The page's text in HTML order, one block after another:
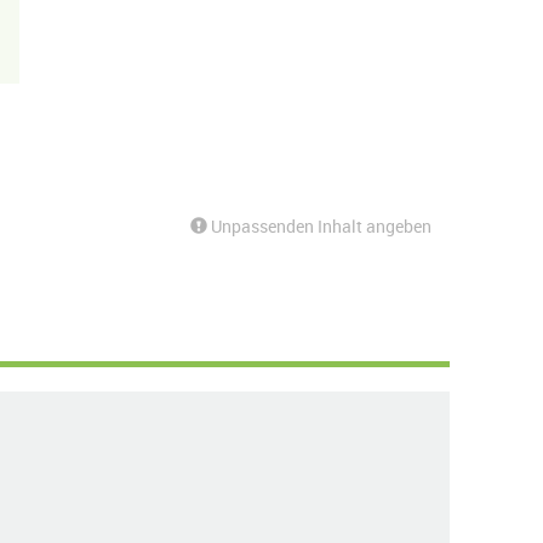
Unpassenden Inhalt angeben